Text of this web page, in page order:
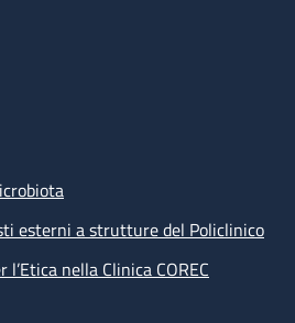
esterni a strutture del Policlinico
nella Clinica COREC